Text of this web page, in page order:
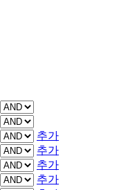
추가
추가
추가
추가